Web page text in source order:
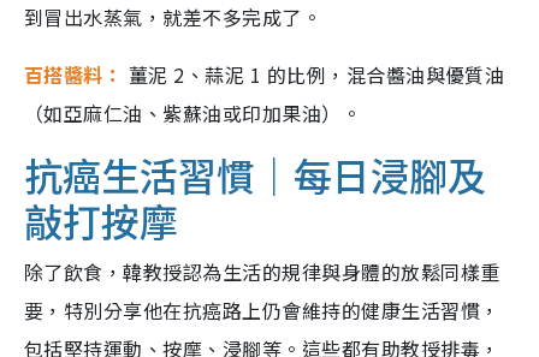
到冒出水蒸氣，就差不多完成了。
百搭醬料： 薑泥 2、蒜泥 1 的比例，混合醬油與優質油
（如亞麻仁油、紫蘇油或印加果油）。
抗癌生活習慣｜每日浸腳及
敲打按摩
除了飲食，韓教授認為生活的規律與身體的放鬆同樣重
要，特別分享他在抗癌路上仍會維持的健康生活習慣，
包括堅持運動、按摩、浸腳等。這些都有助教授排毒，